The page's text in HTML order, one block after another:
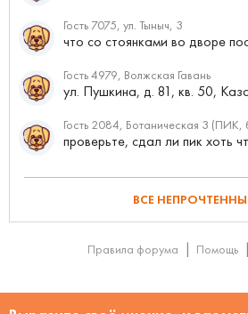
Гость 7075, ул. Тыныч, 3
Гость 4979, Волжская Гавань
ул. Пушкина, д. 81, кв. 50,
ВСЕ
Правила форума Помощь